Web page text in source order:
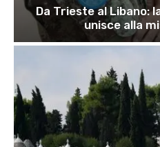
Da Trieste al Libano:
unisce alla